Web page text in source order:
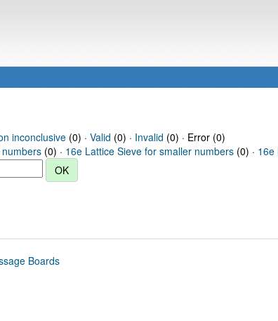
inconclusive(0) · Valid (0) · Invalid (0) · Error (0)
(0) · 16e Lattice Sieve for smaller numbers (0) · 16e
Boards